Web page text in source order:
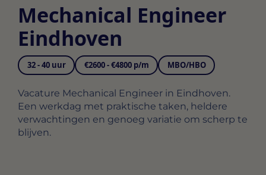
Mechanical Engineer
Eindhoven
32 - 40 uur €2600 - €4800 p/m MBO/HBO
Vacature Mechanical Engineer in Eindhoven.
Een werkdag met praktische taken, heldere
verwachtingen en genoeg variatie om scherp te
blijven.